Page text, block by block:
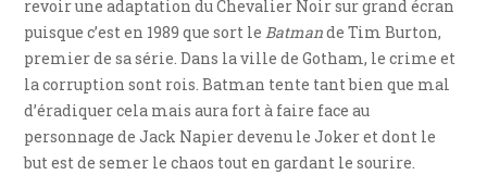
revoir une adaptation du Chevalier Noir sur grand écran
puisque c’est en 1989 que sort leBatmande Tim Burton,
premier de sa série. Dans la ville de Gotham, le crime et
la corruption sont rois. Batman tente tant bien que mal
d’éradiquer cela mais aura fort à faire face au
personnage de Jack Napier devenu le Joker et dont le
but est de semer le chaos tout en gardant le sourire.